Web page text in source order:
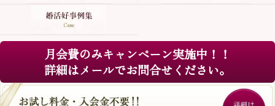
よくあるご質問
婚活好事例集
月会費のみキャンペーン実施中！！
詳細はメールでお問合せください。